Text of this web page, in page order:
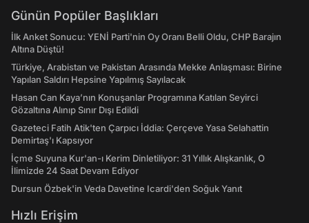
Günün Popüler Başlıkları
İlk Anket Sonucu: YENİ Parti'nin Oy Oranı Belli Oldu, CHP Barajın
Altına Düştü!
Türkiye, Arabistan ve Pakistan Arasında Mekke Anlaşması: Birine
Yapılan Saldırı Hepsine Yapılmış Sayılacak
Hasan Can Kaya’nın Konuşanlar Programına Katılan Seyirci
Gözaltına Alınıp Sınır Dışı Edildi
Gazeteci Fatih Atik'ten Çarpıcı İddia: Çerçeve Yasa Selahattin
Demirtaş'ı Kapsıyor
İçme Suyuna Kur'an-ı Kerim Dinletiliyor: 31 Yıllık Alışkanlık, O
İlimizde 24 Saat Devam Ediyor
Dursun Özbek'in Veda Davetine Icardi'den Soğuk Yanıt
Hızlı Erişim